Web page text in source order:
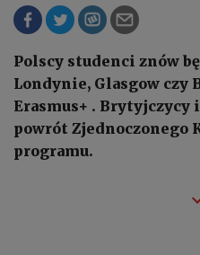
Polscy studenci znów
Londynie, Glasgow czy
Erasmus+ .
powrót Zjednoczonego
programu.